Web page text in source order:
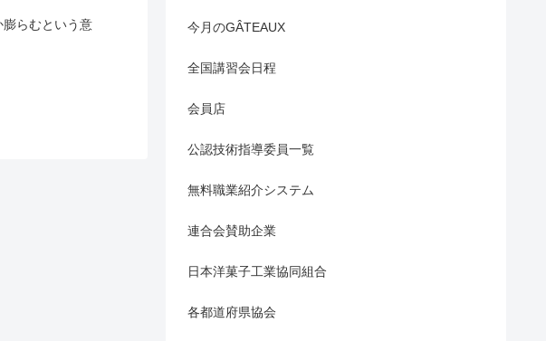
らむという意
今月のGÂTEAUX
全国講習会日程
会員店
公認技術指導委員一覧
無料職業紹介システム
連合会賛助企業
日本洋菓子工業協同組合
各都道府県協会